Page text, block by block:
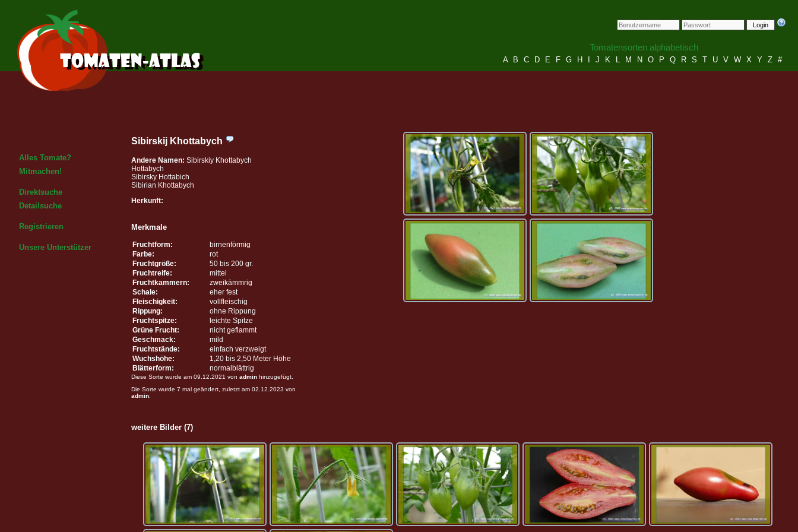
Login
Tomatensorten alphabetisch
A B C D E F G H J K L M N O P Q R S T U V W X Y Z #
Alles Tomate?
Mitmachen!
Direktsuche
Detailsuche
Registrieren
Unsere Unterstützer
Sibirskij Khottabych
Andere Namen: Sibirskiy Khottabych
Hottabych
Sibirsky Hottabich
Sibirian Khottabych
Herkunft:
Merkmale
Fruchtform:
birnenförmig
Farbe:
rot
Fruchtgröße:
50 bis 200 gr.
Fruchtreife:
mittel
Fruchtkammern:
zweikämmrig
Schale:
eher fest
Fleischigkeit:
vollfleischig
Rippung:
ohne Rippung
Fruchtspitze:
leichte Spitze
Grüne Frucht:
nicht geflammt
Geschmack:
mild
Fruchtstände:
einfach verzweigt
Wuchshöhe:
1,20 bis 2,50 Meter Höhe
Blätterform:
normalblättrig
Diese Sorte wurde am 09.12.2021 von admin hinzugefügt.
Die Sorte wurde 7 mal geändert, zuletzt am 02.12.2023 von
admin
weitere Bilder (7)